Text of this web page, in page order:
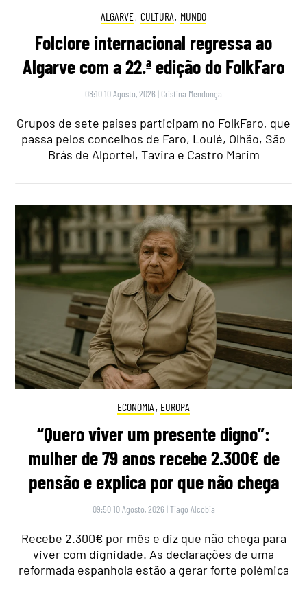
ALGARVE, CULTURA, MUNDO
Folclore internacional regressa ao
Algarve com a 22.ª edição do FolkFaro
08:10 10 Agosto, 2026 | Cristina Mendonça
Grupos de sete países participam no FolkFaro, que
passa pelos concelhos de Faro, Loulé, Olhão, São
Brás de Alportel, Tavira e Castro Marim
ECONOMIA , EUROPA
“Quero viver um presente digno”:
mulher de 79 anos recebe 2.300€ de
pensão e explica por que não chega
09:50 10 Agosto, 2026 |Tiago Alcobia
Recebe 2.300€ por mês e diz que não chega para
viver com dignidade. As declarações de uma
reformada espanhola estão a gerar forte polémica